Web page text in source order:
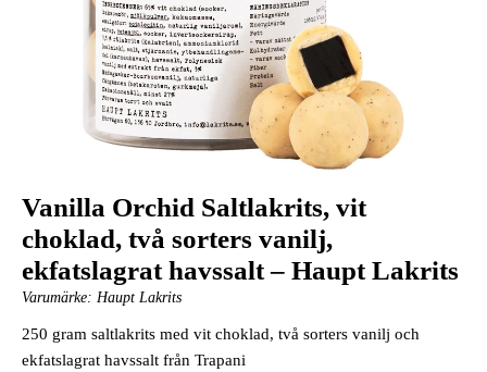
Vanilla Orchid Saltlakrits, vit
choklad, två sorters vanilj,
ekfatslagrat havssalt – Haupt Lakrits
Varumärke: Haupt Lakrits
250 gram saltlakrits med vit choklad, två sorters vanilj och
ekfatslagrat havssalt från Trapani